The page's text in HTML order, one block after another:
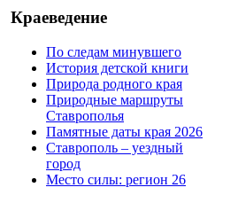
Краеведение
По следам минувшего
История детской книги
Природа родного края
Природные маршруты
Ставрополья
Памятные даты края 2026
Ставрополь – уездный
город
Место силы: регион 26